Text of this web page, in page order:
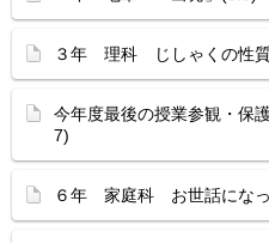
３年 理科 じしゃくの性
今年度最後の授業参観・保
7)
６年 家庭科 お世話にな